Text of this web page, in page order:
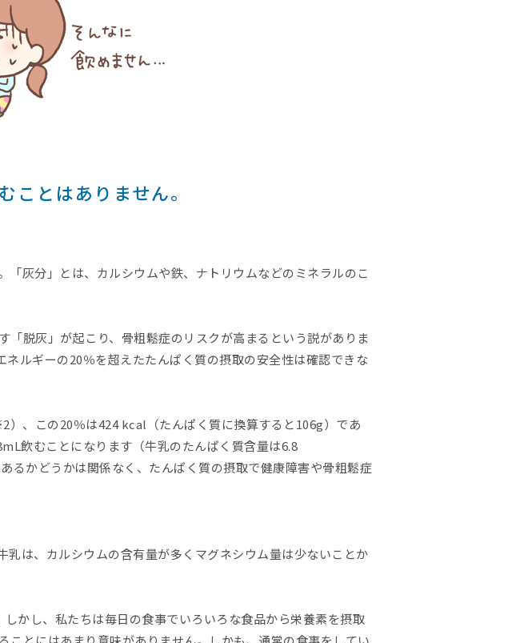
とはありません。
「灰分」とは、カルシウムや鉄、ナトリウムなどのミネラルのこ
脱灰」が起こり、骨粗鬆症のリスクが高まるという説がありま
ルギーの20％を超えたたんぱく質の摂取の安全性は確認できな
、この20％は424 kcal（たんぱく質に換算すると106g）であ
飲むことになります（牛乳のたんぱく質含量は6.8
かどうかは関係なく、たんぱく質の摂取で健康障害や骨粗鬆症
は、カルシウムの含有量が多くマグネシウム量は少ないことか
かし、私たちは毎日の食事でいろいろな食品から栄養素を摂取